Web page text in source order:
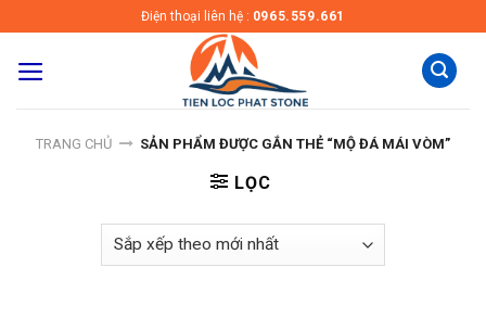
to
content
Điện thoại liên hệ : 0965.559.661
TRANG CHỦ SẢN PHẨM ĐƯỢC GẮN THẺ “MỘ ĐÁ MÁI VÒM”
LỌC